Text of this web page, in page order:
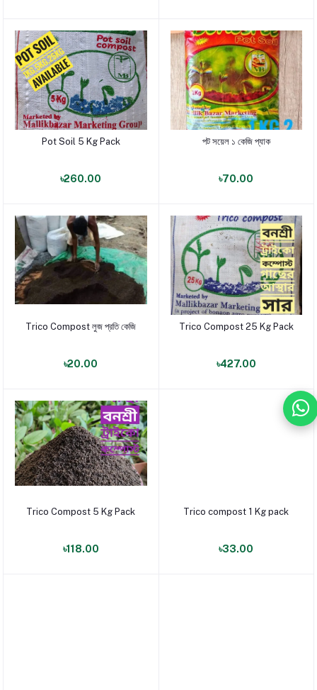
পণ্য যোগ করুন
Pot Soil 5 Kg Pack
৳260.00
পণ্য যোগ করুন
পট সয়েল ১ কেজি প্যাক
৳70.00
পণ্য যোগ করুন
Trico Compost লুজ প্রতি কেজি
৳20.00
পণ্য যোগ করুন
Trico Compost 25 Kg Pack
৳427.00
পণ্য যোগ করুন
Trico Compost 5 Kg Pack
৳118.00
পণ্য যোগ করুন
Trico compost 1 Kg pack
৳33.00